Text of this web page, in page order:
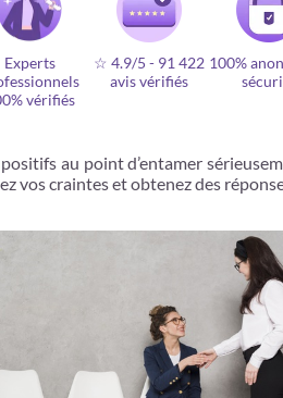
Experts
vérifiés
☆ 4.9/5 - 91 422
avis vérifiés
100%
au point d’entamer
vos craintes et obtenez des